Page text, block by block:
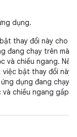
dụng.
thay đổi này cho
đang chạy trên màn
chiều ngang. Nếu
bật thay đổi này
dụng đang chạy
và chiều ngang gấp